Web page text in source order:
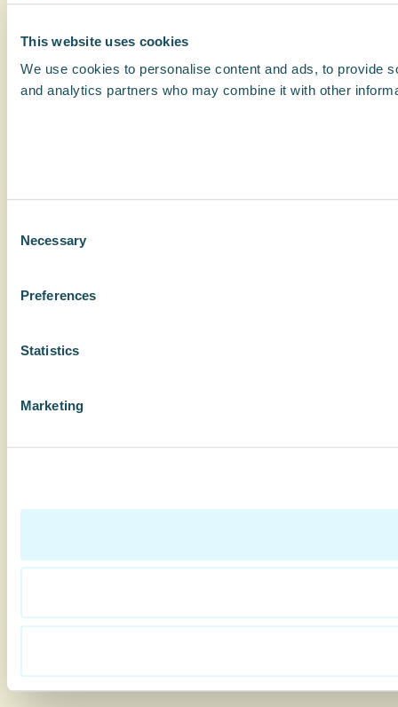
This website uses cookies
We use cookies to personalise content and ads, to provide
and analytics partners who may combine it with other
Selection
Necessary
Preferences
Statistics
Marketing